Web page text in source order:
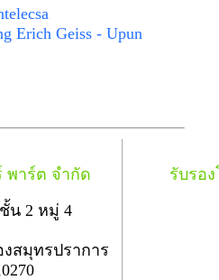
Erich Geiss - Upun
พาร์ต จำกัด
ชั้น 2 หมู่ 4
งสมุทรปราการ
รับรอ